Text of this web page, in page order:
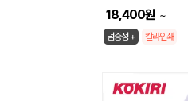
18,400원 ~
덤증정 + 칼라인쇄